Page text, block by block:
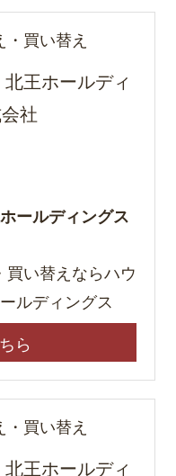
買い替え
ールディングス
い替えならハウ
ルディングス
ら
買い替え